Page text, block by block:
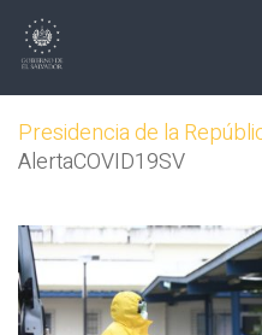
Presidencia de la
AlertaCOVID19SV